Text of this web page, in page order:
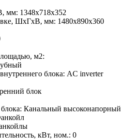
мм: 1348x718x352
ШхГхВ, мм: 1480x890x360
м2:
блока: AC inverter
блок
Канальный высоконапорный
кВт, ном.: 0